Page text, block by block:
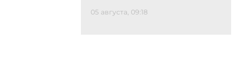
05 августа, 09:18